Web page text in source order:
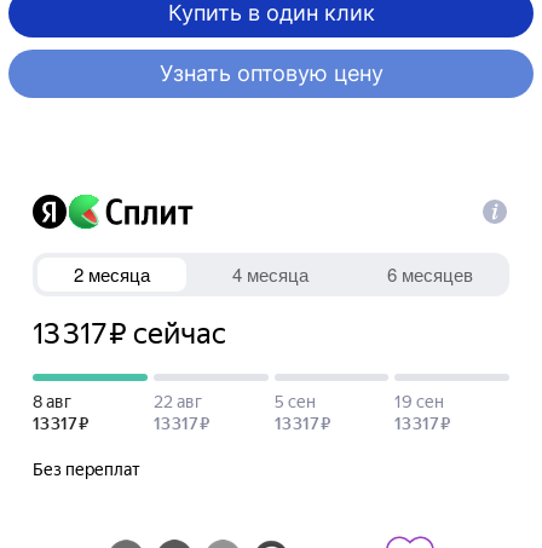
Купить в один клик
Узнать оптовую цену